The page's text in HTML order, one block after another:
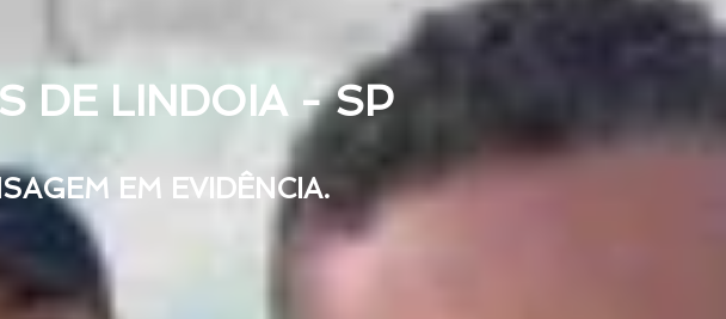
DE LINDOIA - SP
EM EVIDÊNCIA.